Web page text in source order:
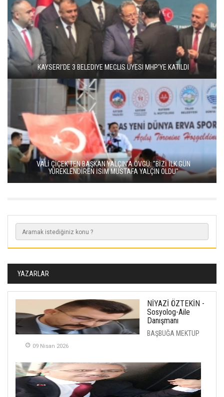
KAYSERI’DE 3 BELEDIYE MECLIS ÜYESI MHP’YE KATILDI
VALİ ÇİÇEK’TEN BAŞKAN YALÇIN’A ÖVGÜ: "BİZİ İLK GÜN
YÜREKLENDİREN İSİM MUSTAFA YALÇIN OLDU"
YAZARLAR
NİYAZİ ÖZTEKİN -
Sosyolog-Aile
Danışmanı
BAŞBUĞA MEKTUP
09 Nisan 2026